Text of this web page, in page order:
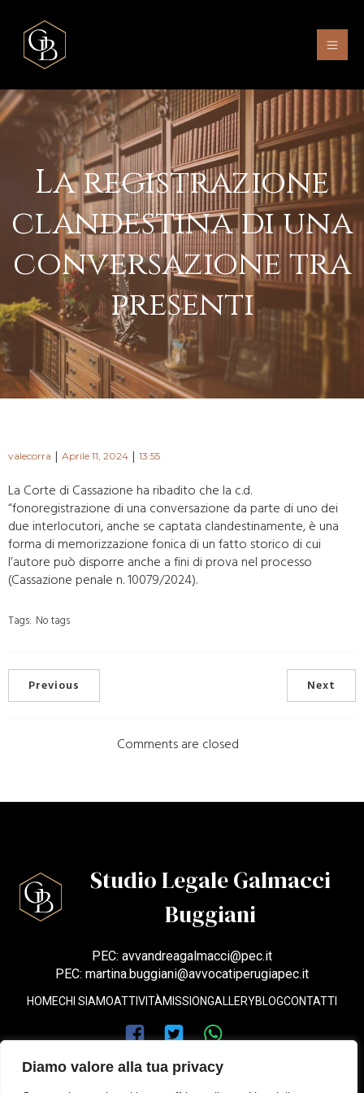
Diamo valore alla tua privacy
La registrazione
clandestina di una
conversazione tra
presenti
valecorra | Aprile 11, 2024 | 13:55
La Corte di Cassazione ha ribadito che la c.d.
“fonoregistrazione di una conversazione da parte di uno dei
due interlocutori, anche se captata clandestinamente, è una
forma di memorizzazione fonica di un fatto storico di cui
l’autore può disporre anche a fini di prova nel processo
(Cassazione penale n. 10079/2024).
Tags: No tags
Previous Next
Comments are closed
Studio Legale Galmacci
Buggiani
PEC: avvandreagalmacci@pec.it
PEC: martina.buggiani@avvocatiperugiapec.it
HOMECHI SIAMOATTIVITÀMISSIONGALLERYBLOGCONTATTI